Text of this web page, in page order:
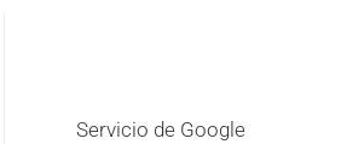
Servicio de Google